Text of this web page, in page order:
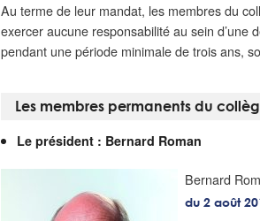
Au terme de leur mandat, les membres du
exercer aucune responsabilité au sein
pendant une période minimale de trois ans,
Les membres permanents du
Le président : Bernard Roman
Bernard
du 2 août